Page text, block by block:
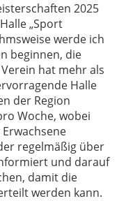
2025
„Sport
werde ich
beginnen, die
hat mehr als
Halle
der Region
Woche, wobei
regelmäßig über
und darauf
damit die
werden kann.